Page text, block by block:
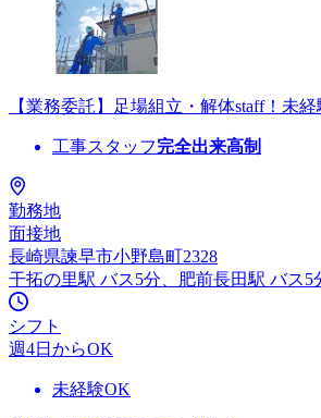
【業務委託】足場組立・解体staff！未
工事スタッフ完全出来高制
勤務地
面接地
長崎県諫早市小野島町2328
干拓の里駅 バス5分、肥前長田駅 バス5
シフト
週4日からOK
未経験OK